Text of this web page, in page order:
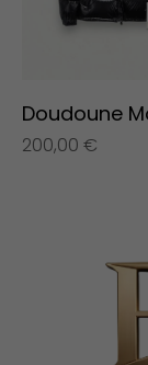
Doudoune
200,00 €